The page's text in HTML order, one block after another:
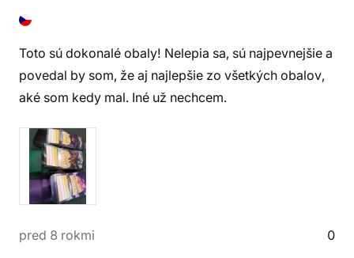
Toto sú dokonalé obaly! Nelepia sa, sú najpevnejšie a
povedal by som, že aj najlepšie zo všetkých obalov,
aké som kedy mal. Iné už nechcem.
pred 8 rokmi 0